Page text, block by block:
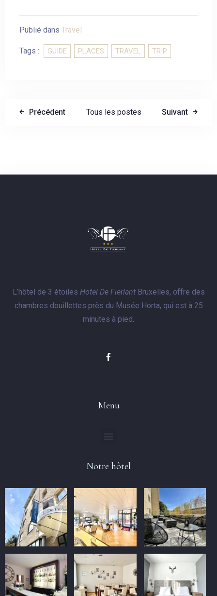
Publié dans Travel
Tags : GUIDE PLACES TRAVEL TRIP
Précédent Tous les postes Suivant
L’hôtel de 3 étoiles Hotel De FierlantBruxelles, offre des
chambres douillettes près du Musée Horta, qui est à 25
minutes à pied.
Menu
Notre hôtel